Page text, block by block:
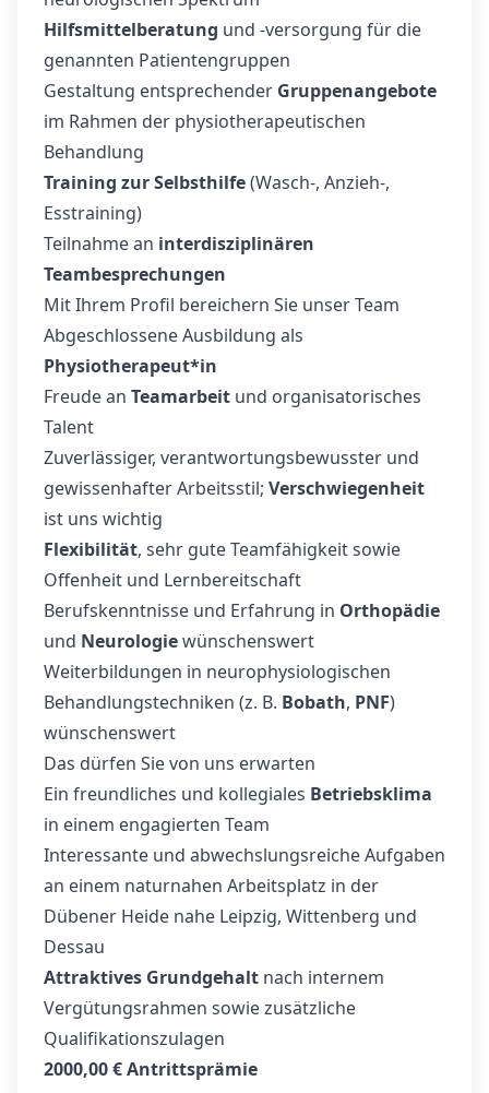
Hilfsmittelberatung und -versorgung für die
genannten Patientengruppen
Gestaltung entsprechender Gruppenangebote
im Rahmen der physiotherapeutischen
Behandlung
Training zur Selbsthilfe(Wasch-, Anzieh-,
Esstraining)
Teilnahme an interdisziplinären
Teambesprechungen
Mit Ihrem Profil bereichern Sie unser Team
Abgeschlossene Ausbildung als
Physiotherapeut*in
Freude an Teamarbeit und organisatorisches
Talent
Zuverlässiger, verantwortungsbewusster und
gewissenhafter Arbeitsstil; Verschwiegenheit
ist uns wichtig
Flexibilität, sehr gute Teamfähigkeit sowie
Offenheit und Lernbereitschaft
Berufskenntnisse und Erfahrung in Orthopädie
und Neurologiewünschenswert
Weiterbildungen in neurophysiologischen
Behandlungstechniken (z. B. Bobath, PNF)
wünschenswert
Das dürfen Sie von uns erwarten
Ein freundliches und kollegiales Betriebsklima
in einem engagierten Team
Interessante und abwechslungsreiche Aufgaben
an einem naturnahen Arbeitsplatz in der
Dübener Heide nahe Leipzig, Wittenberg und
Dessau
Attraktives Grundgehalt nach internem
Vergütungsrahmen sowie zusätzliche
Qualifikationszulagen
2000,00 € Antrittsprämie